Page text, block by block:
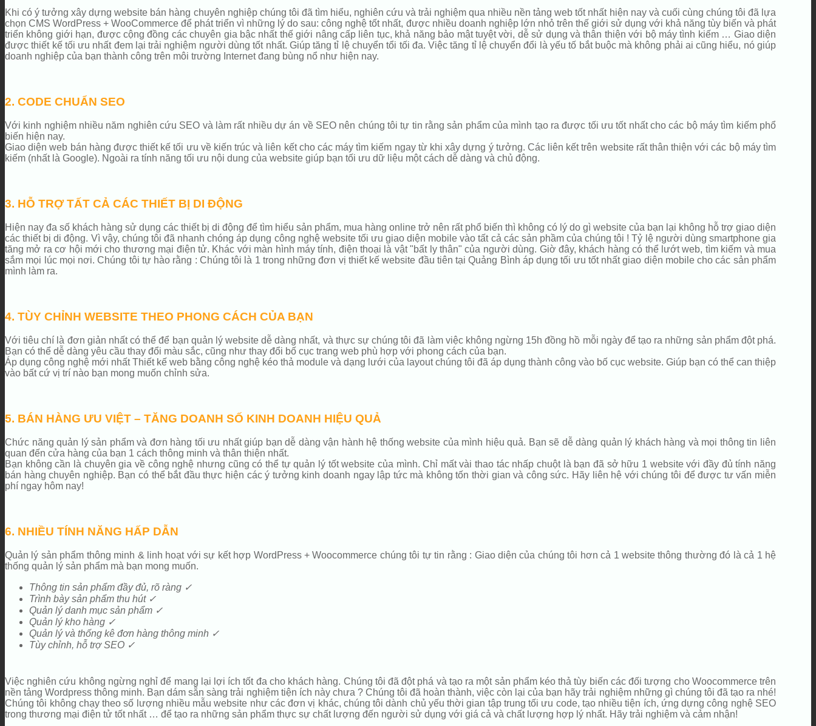
Khi có ý tưởng xây dựng website bán hàng chuyên nghiệp chúng tôi đã tìm hiểu, nghiên cứu và trải nghiệm qua nhiều nền tảng web tốt nhất hiện nay và cuối cùng chúng tôi đã lựa
chọn CMS WordPress + WooCommerce để phát triển vì những lý do sau: công nghệ tốt nhất, được nhiều doanh nghiệp lớn nhỏ trên thế giới sử dụng với khả năng tùy biến và phát
triển không giới hạn, được cộng đồng các chuyên gia bậc nhất thế giới nâng cấp liên tục, khả năng bảo mật tuyệt vời, dễ sử dụng và thân thiện với bộ máy tình kiếm … Giao diện
được thiết kế tối ưu nhất đem lại trải nghiệm người dùng tốt nhất. Giúp tăng tỉ lệ chuyển tổi tối đa. Việc tăng tỉ lệ chuyển đổi là yếu tố bắt buộc mà không phải ai cũng hiểu, nó giúp
doanh nghiệp của bạn thành công trên môi trường Internet đang bùng nổ như hiện nay.
2. CODE CHUẨN SEO
Với kinh nghiệm nhiều năm nghiên cứu SEO và làm rất nhiều dự án về SEO nên chúng tôi tự tin rằng sản phẩm của mình tạo ra được tối ưu tốt nhất cho các bộ máy tìm kiếm phổ
biến hiện nay.
Giao diện web bán hàng được thiết kế tối ưu về kiến trúc và liên kết cho các máy tìm kiếm ngay từ khi xây dựng ý tưởng. Các liên kết trên website rất thân thiện với các bộ máy tìm
kiếm (nhất là Google). Ngoài ra tính năng tối ưu nội dung của website giúp bạn tối ưu dữ liệu một cách dễ dàng và chủ động.
3. HỖ TRỢ TẤT CẢ CÁC THIẾT BỊ DI ĐỘNG
Hiện nay đa số khách hàng sử dụng các thiết bị di động để tìm hiểu sản phẩm, mua hàng online trở nên rất phổ biến thì không có lý do gì website của bạn lại không hỗ trợ giao diện
các thiết bị di động. Vì vậy, chúng tôi đã nhanh chóng áp dụng công nghệ website tối ưu giao diện mobile vào tất cả các sản phầm của chúng tôi ! Tỷ lệ người dùng smartphone gia
tăng mở ra cơ hội mới cho thương mại điện tử. Khác với màn hình máy tính, điện thoại là vật "bất ly thân" của người dùng. Giờ đây, khách hàng có thể lướt web, tìm kiếm và mua
sắm mọi lúc mọi nơi. Chúng tôi tự hào rằng : Chúng tôi là 1 trong những đơn vị thiết kế website đầu tiên tại Quảng Bình áp dụng tối ưu tốt nhất giao diện mobile cho các sản phẩm
mình làm ra.
4. TÙY CHỈNH WEBSITE THEO PHONG CÁCH CỦA BẠN
Với tiêu chí là đơn giản nhất có thể để bạn quản lý website dễ dàng nhất, và thực sự chúng tôi đã làm việc không ngừng 15h đồng hồ mỗi ngày để tạo ra những sản phẩm đột phá.
Bạn có thể dễ dàng yêu cầu thay đổi màu sắc, cũng như thay đổi bố cục trang web phù hợp với phong cách của bạn.
Áp dụng công nghệ mới nhất Thiết kế web bằng công nghệ kéo thả module và dạng lưới của layout chúng tôi đã áp dụng thành công vào bố cục website. Giúp bạn có thể can thiệp
vào bất cứ vị trí nào bạn mong muốn chỉnh sửa.
5. BÁN HÀNG ƯU VIỆT – TĂNG DOANH SỐ KINH DOANH HIỆU QUẢ
Chức năng quản lý sản phẩm và đơn hàng tối ưu nhất giúp bạn dễ dàng vận hành hệ thống website của mình hiệu quả. Bạn sẽ dễ dàng quản lý khách hàng và mọi thông tin liên
quan đến cửa hàng của bạn 1 cách thông minh và thân thiện nhất.
Bạn không cần là chuyên gia về công nghệ nhưng cũng có thể tự quản lý tốt website của mình. Chỉ mất vài thao tác nhấp chuột là bạn đã sở hữu 1 website với đầy đủ tính năng
bán hàng chuyên nghiệp. Bạn có thể bắt đầu thực hiện các ý tưởng kinh doanh ngay lập tức mà không tốn thời gian và công sức. Hãy liên hệ với chúng tôi để được tư vấn miễn
phí ngay hôm nay!
6. NHIỀU TÍNH NĂNG HẤP DẪN
Quản lý sản phẩm thông minh & linh hoạt với sự kết hợp WordPress + Woocommerce chúng tôi tự tin rằng : Giao diện của chúng tôi hơn cả 1 website thông thường đó là cả 1 hệ
thống quản lý sản phẩm mà bạn mong muốn.
Thông tin sản phẩm đầy đủ, rõ ràng ✓
Trình bày sản phẩm thu hút ✓
Quản lý danh mục sản phẩm ✓
Quản lý kho hàng ✓
Quản lý và thống kê đơn hàng thông minh ✓
Tùy chỉnh, hỗ trợ SEO ✓
Việc nghiên cứu không ngừng nghỉ để mang lại lợi ích tốt đa cho khách hàng. Chúng tôi đã đột phá và tạo ra một sản phẩm kéo thả tùy biến các đối tượng cho Woocommerce trên
nền tảng Wordpress thông minh. Bạn dám sẵn sàng trải nghiệm tiện ích này chưa ? Chúng tôi đã hoàn thành, việc còn lại của bạn hãy trải nghiệm những gì chúng tôi đã tạo ra nhé!
Chúng tôi không chạy theo số lượng nhiều mẫu website như các đơn vị khác, chúng tôi dành chủ yếu thời gian tập trung tối ưu code, tạo nhiều tiện ích, ứng dựng công nghệ SEO
trong thương mại điện tử tốt nhất … để tạo ra những sản phẩm thực sự chất lượng đến người sử dụng với giá cả và chất lượng hợp lý nhất. Hãy trải nghiệm và cảm nhận!